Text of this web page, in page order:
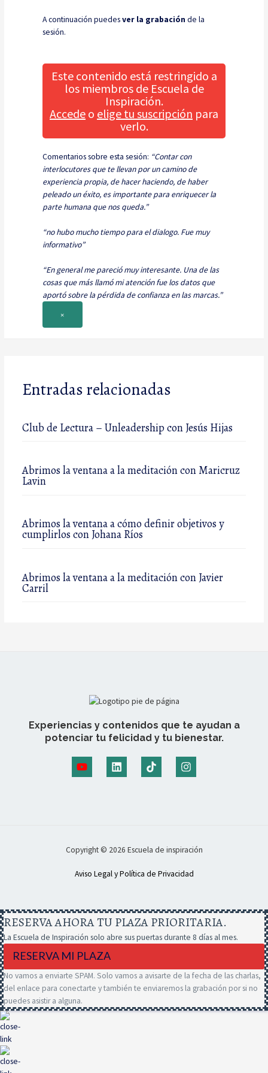
A continuación puedesver la grabación de la
sesión.
Este contenido está restringido a
los miembros de Escuela de
Inspiración.
Accede o elige tu suscripción para
verlo.
Comentarios sobre esta sesión: “Contar con
interlocutores que te llevan por un camino de
experiencia propia, de hacer haciendo, de haber
peleado un éxito, es importante para enriquecer la
parte humana que nos queda.”
“no hubo mucho tiempo para el dialogo. Fue muy
informativo”
“En general me pareció muy interesante. Una de las
cosas que más llamó mi atención fue los datos que
aportó sobre la pérdida de confianza en las marcas.”
×
Entradas relacionadas
Club de Lectura – Unleadership con Jesús Hijas
Abrimos la ventana a la meditación con Maricruz
Lavin
Abrimos la ventana a cómo definir objetivos y
cumplirlos con Johana Ríos
Abrimos la ventana a la meditación con Javier
Carril
Experiencias y contenidos que te ayudan a
potenciar tu felicidad y tu bienestar.
Copyright © 2026 Escuela de inspiración
Aviso Legal y Política de Privacidad
RESERVA AHORA TU PLAZA PRIORITARIA.
La Escuela de Inspiración solo abre sus puertas durante 8 días al mes.
RESERVA MI PLAZA
No vamos a enviarte SPAM. Solo vamos a avisarte de la fecha de las charlas,
del enlace para conectarte y también te enviaremos la grabación por si no
puedes asistir a alguna.